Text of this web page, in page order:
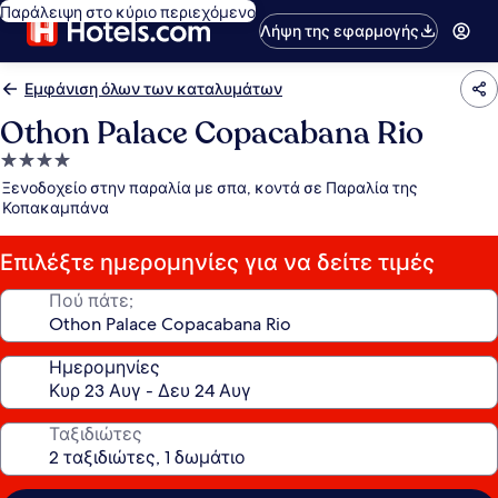
Παράλειψη στο κύριο περιεχόμενο
Λήψη της εφαρμογής
Εμφάνιση όλων των καταλυμάτων
Othon Palace Copacabana Rio
Κατάλυμα
με
4.0
αστέρια
Ξενοδοχείο στην παραλία με σπα, κοντά σε Παραλία της
Κοπακαμπάνα
Επιλέξτε ημερομηνίες για να δείτε τιμές
Πού πάτε;
Ημερομηνίες
Ταξιδιώτες